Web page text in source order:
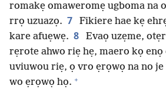
romakẹ omaweromẹ ugboma na
rrọ uzuazọ. 7 Fikiere hae kẹ
kare afuẹwẹ. 8
Evaọ uzẹme,
rẹrote ahwo riẹ hẹ, maero kọ enọ
uviuwou riẹ, ọ vro ẹrọwọ na no je
wo ẹrọwọ họ. +